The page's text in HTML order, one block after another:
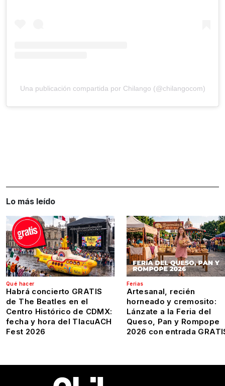
Una publicación compartida por Chilango (@chilangocom)
Lo más leído
Qué hacer
Habrá concierto GRATIS
de The Beatles en el
Centro Histórico de CDMX:
fecha y hora del TlacuACH
Fest 2026
Ferias
Artesanal, recién
horneado y cremosito:
Lánzate a la Feria del
Queso, Pan y Rompope
2026 con entrada